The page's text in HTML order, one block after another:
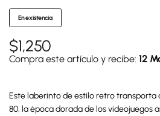
En existencia
$1,250
Compra este artículo y recibe: 12
Este laberinto de estilo retro transporta
80, la época dorada de los videojuegos